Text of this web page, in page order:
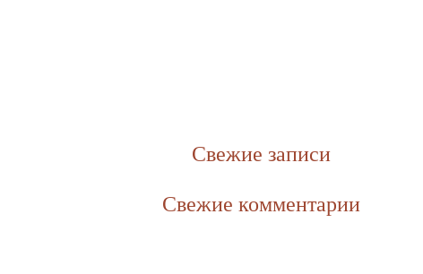
Свежие записи
Свежие комментарии